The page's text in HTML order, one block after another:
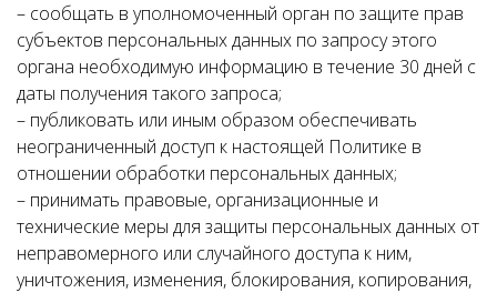
– сообщать в уполномоченный орган по защите прав
субъектов персональных данных по запросу этого
органа необходимую информацию в течение 30 дней с
даты получения такого запроса;
– публиковать или иным образом обеспечивать
неограниченный доступ к настоящей Политике в
отношении обработки персональных данных;
– принимать правовые, организационные и
технические меры для защиты персональных данных от
неправомерного или случайного доступа к ним,
уничтожения, изменения, блокирования, копирования,